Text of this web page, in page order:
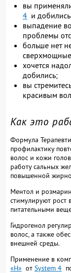
вы
4 и
выпадение
проблемы
больше нет
хочется
добились;
вы
красивым
Как это
Формула
профилактику
волос и кожи
работу сальных
повышенной
Ментол и
стимулируют рост
питательными
Гидрогенол
волос, а также
внешней среды.
Применение в
«H» от System 4